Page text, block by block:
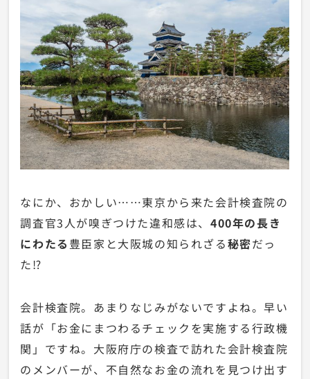
なにか、おかしい……東京から来た会計検査院の
調査官3人が嗅ぎつけた違和感は、400年の長き
にわたる 豊臣家と大阪城の知られざる秘密だっ
た⁉︎
会計検査院。あまりなじみがないですよね。早い
話が「お金にまつわるチェックを実施する行政機
関」ですね。大阪府庁の検査で訪れた会計検査院
のメンバーが、不自然なお金の流れを見つけ出す